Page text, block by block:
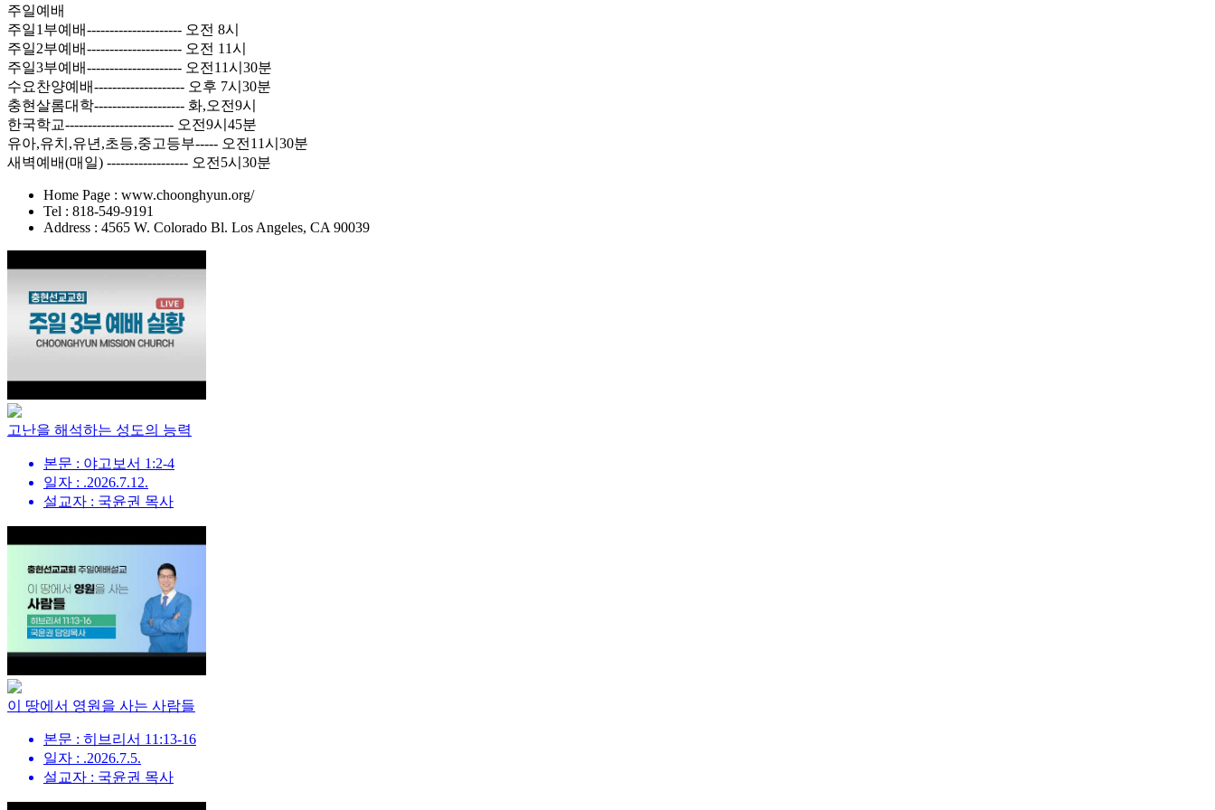
주일예배
주일1부예배--------------------- 오전 8시
주일2부예배--------------------- 오전 11시
주일3부예배--------------------- 오전11시30분
수요찬양예배-------------------- 오후 7시30분
충현살롬대학-------------------- 화,오전9시
한국학교------------------------ 오전9시45분
유아,유치,유년,초등,중고등부----- 오전11시30분
새벽예배(매일) ------------------ 오전5시30분
Home Page : www.choonghyun.org/
Tel : 818-549-9191
Address : 4565 W. Colorado Bl. Los Angeles, CA 90039
고난을 해석하는 성도의 능력
본문 : 야고보서 1:2-4
일자 : .2026.7.12.
설교자 : 국윤권 목사
이 땅에서 영원을 사는 사람들
본문 : 히브리서 11:13-16
일자 : .2026.7.5.
설교자 : 국윤권 목사